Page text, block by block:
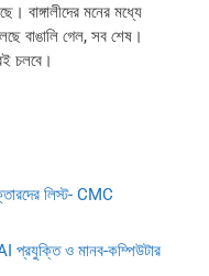
বাঙ্গালীদের মনের মধ্যে
বাঙালি গেল, সব শেষ।
চলবে।
লিস্ট- CMC
ও মানব-কম্পিউটার